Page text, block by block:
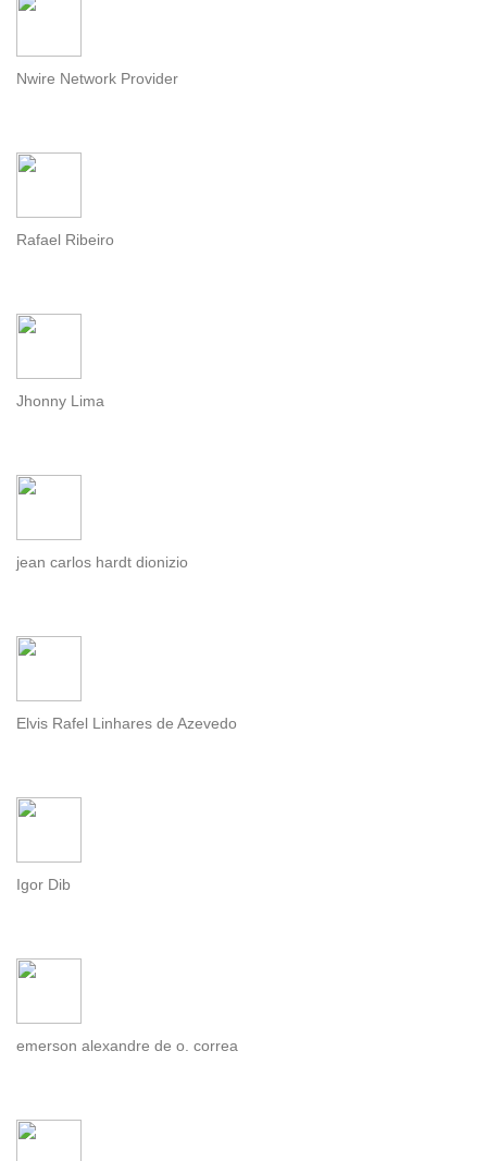
Nwire Network Provider
Rafael Ribeiro
Jhonny Lima
jean carlos hardt dionizio
Elvis Rafel Linhares de Azevedo
Igor Dib
emerson alexandre de o. correa